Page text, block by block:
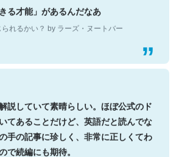
る才能」があるんだなあ
説していて素晴らしい。ほぼ公式のド
てあることだけど、英語だと読んでな
手の記事に珍しく、非常に正しくてわ
で続編にも期待。